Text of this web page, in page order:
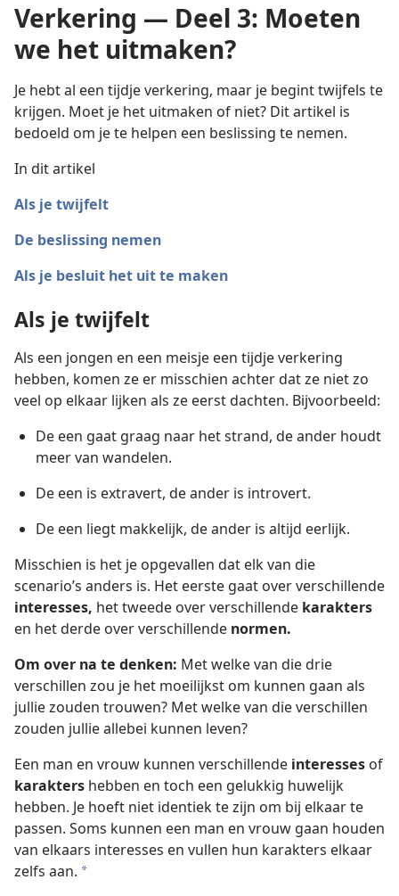
Verkering — Deel 3: Moeten
we het uitmaken?
Je hebt al een tijdje verkering, maar je begint twijfels te
krijgen. Moet je het uitmaken of niet? Dit artikel is
bedoeld om je te helpen een beslissing te nemen.
In dit artikel
Als je twijfelt
De beslissing nemen
Als je besluit het uit te maken
Als je twijfelt
Als een jongen en een meisje een tijdje verkering
hebben, komen ze er misschien achter dat ze niet zo
veel op elkaar lijken als ze eerst dachten. Bijvoorbeeld:
De een gaat graag naar het strand, de ander houdt
meer van wandelen.
De een is extravert, de ander is introvert.
De een liegt makkelijk, de ander is altijd eerlijk.
Misschien is het je opgevallen dat elk van die
scenario’s anders is. Het eerste gaat over verschillende
interesses, het tweede over verschillende karakters
en het derde over verschillende normen.
Om over na te denken: Met welke van die drie
verschillen zou je het moeilijkst om kunnen gaan als
jullie zouden trouwen? Met welke van die verschillen
zouden jullie allebei kunnen leven?
Een man en vrouw kunnen verschillende interesses of
karakters hebben en toch een gelukkig huwelijk
hebben. Je hoeft niet identiek te zijn om bij elkaar te
passen. Soms kunnen een man en vrouw gaan houden
van elkaars interesses en vullen hun karakters elkaar
zelfs aan. a